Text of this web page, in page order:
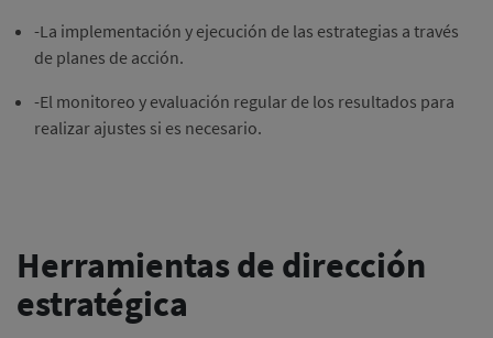
-La implementación y ejecución de las estrategias a través
de planes de acción.
-El monitoreo y evaluación regular de los resultados para
realizar ajustes si es necesario.
Herramientas de dirección
estratégica